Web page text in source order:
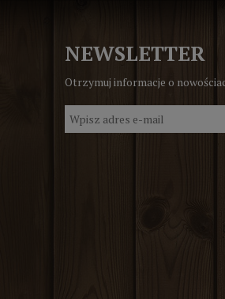
NEWSLETTER
Otrzymuj informacje o